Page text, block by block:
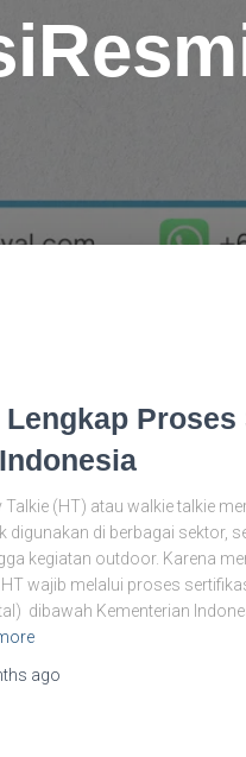
Lengkap
Talkie (HT) atau walkie talkie
digunakan di berbagai sektor,
kegiatan outdoor. Karena
wajib melalui proses
dibawah Kementerian
ago